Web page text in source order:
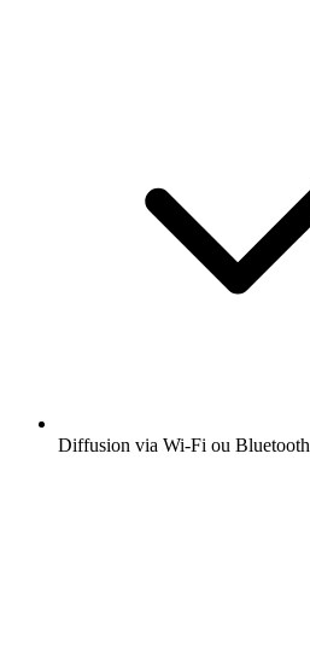
Diffusion via Wi-Fi ou Bluetooth